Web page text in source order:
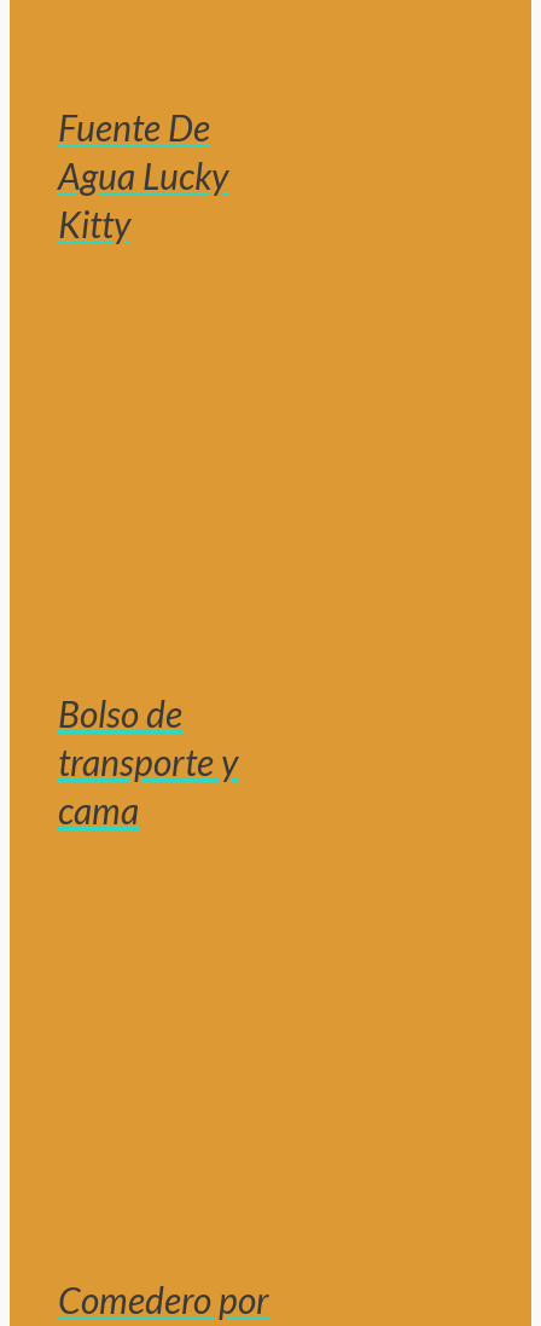
Fuente De
Agua Lucky
Kitty
Bolso de
transporte y
cama
Comedero por